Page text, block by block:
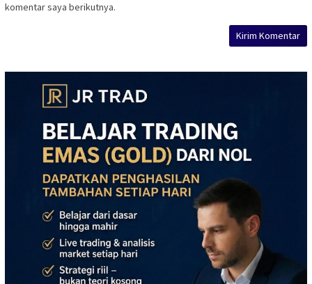
komentar saya berikutnya.